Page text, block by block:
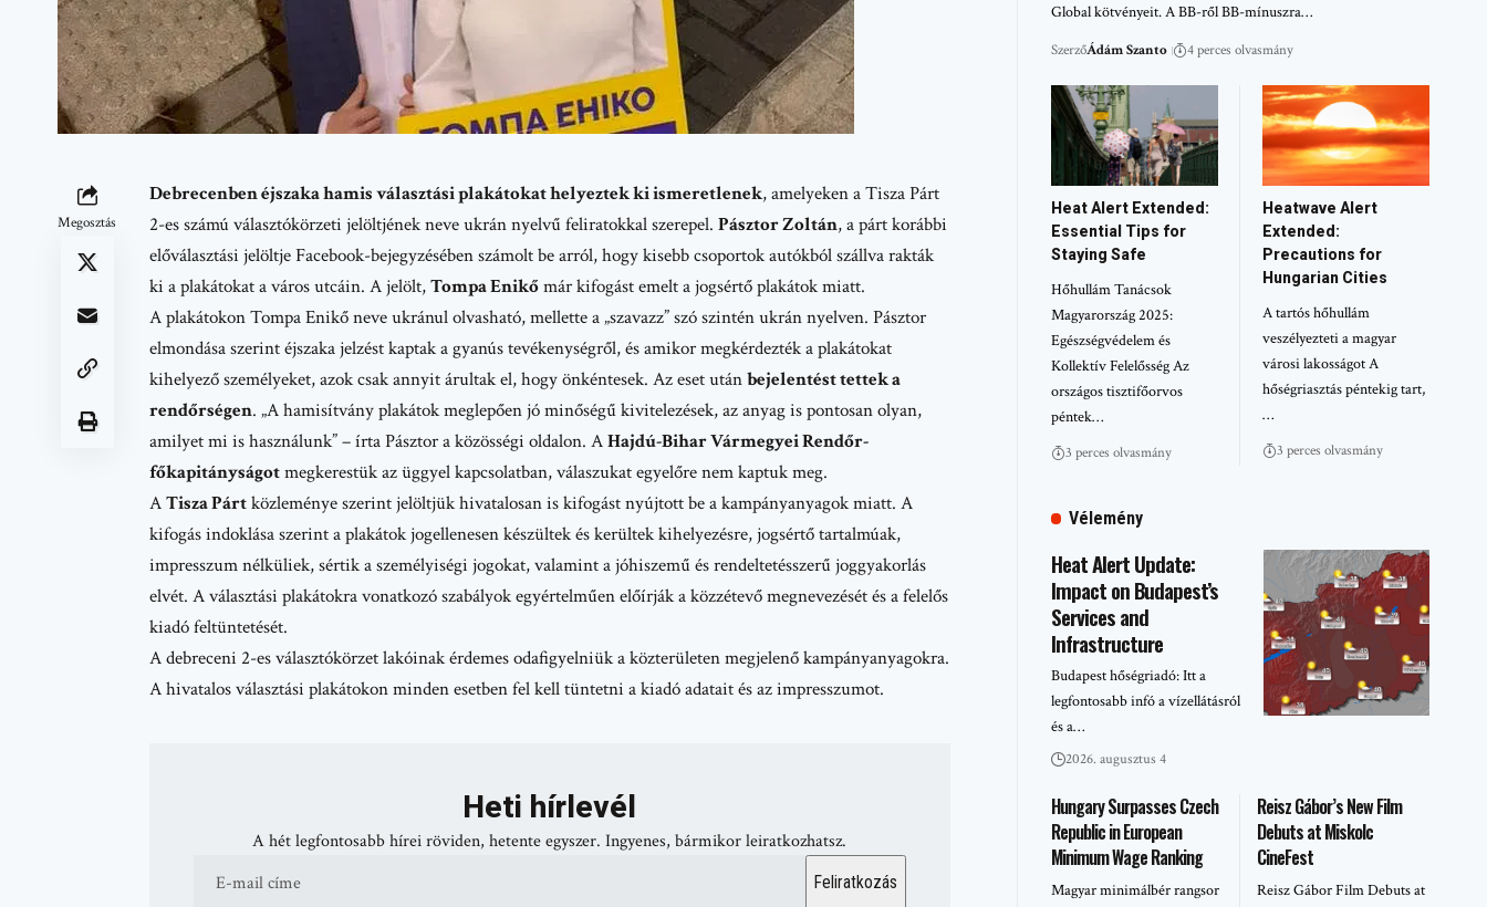
Megosztás
Debrecenben éjszaka hamis választási plakátokat helyeztek ki ismeretlenek, amelyeken a Tisza Párt
2-es számú választókörzeti jelöltjének neve ukrán nyelvű feliratokkal szerepel. Pásztor Zoltán, a párt korábbi
előválasztási jelöltjeFacebook-bejegyzésébenszámolt be arról, hogy kisebb csoportok autókból szállva rakták
ki a plakátokat a város utcáin. A jelölt,Tompa Enikőmár kifogást emelt a jogsértő plakátok miatt.
A plakátokon Tompa Enikő neve ukránul olvasható, mellette a „szavazz” szó szintén ukrán nyelven. Pásztor
elmondása szerint éjszaka jelzést kaptak a gyanús tevékenységről, és amikor megkérdezték a plakátokat
kihelyező személyeket, azok csak annyit árultak el, hogy önkéntesek. Az eset utánbejelentést tettek a
rendőrségen. „A hamisítvány plakátok meglepően jó minőségű kivitelezések, az anyag is pontosan olyan,
amilyet mi is használunk” – írta Pásztor a közösségi oldalon. AHajdú-Bihar Vármegyei Rendőr-
főkapitányságotmegkerestük az üggyel kapcsolatban, válaszukat egyelőre nem kaptuk meg.
ATisza Pártközleménye szerint jelöltjük hivatalosan is kifogást nyújtott be a kampányanyagok miatt. A
kifogás indoklása szerint a plakátok jogellenesen készültek és kerültek kihelyezésre, jogsértő tartalmúak,
impresszum nélküliek, sértik a személyiségi jogokat, valamint a jóhiszemű és rendeltetésszerű joggyakorlás
elvét. A választási plakátokra vonatkozó szabályok egyértelműen előírják a közzétevő megnevezését és a felelős
kiadó feltüntetését.
A debreceni 2-es választókörzet lakóinak érdemes odafigyelniük a közterületen megjelenő kampányanyagokra.
A hivatalos választási plakátokon minden esetben fel kell tüntetni a kiadó adatait és az impresszumot.
Heti hírlevél
A hét legfontosabb hírei röviden, hetente egyszer. Ingyenes, bármikor leiratkozhatsz.
Global kötvényeit. A BB-ről BB-mínuszra…
SzerzőÁdám Szanto 4 perces olvasmány
Heat Alert Extended:
Essential Tips for
Staying Safe
Hőhullám Tanácsok
Magyarország 2025:
Egészségvédelem és
Kollektív Felelősség Az
országos tisztifőorvos
péntek…
3 perces olvasmány
Heatwave Alert
Extended:
Precautions for
Hungarian Cities
A tartós hőhullám
veszélyezteti a magyar
városi lakosságot A
hőségriasztás péntekig tart,
…
3 perces olvasmány
Vélemény
Heat Alert Update:
Impact on Budapest’s
Services and
Infrastructure
Budapest hőségriadó: Itt a
legfontosabb infó a vízellátásról
és a…
2026. augusztus 4
Hungary Surpasses Czech
Republic in European
Minimum Wage Ranking
Magyar minimálbér rangsor
Reisz Gábor’s New Film
Debuts at Miskolc
CineFest
Reisz Gábor Film Debuts at